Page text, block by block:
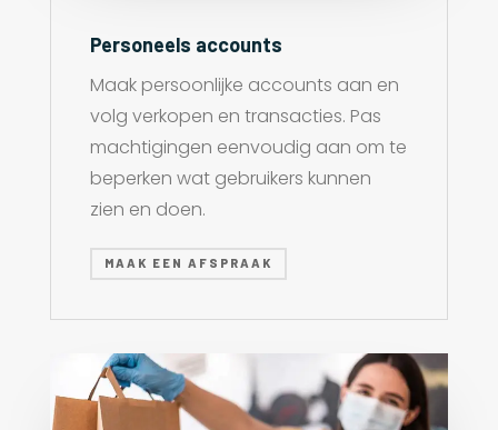
Personeels accounts
Maak persoonlijke accounts aan en
volg verkopen en transacties. Pas
machtigingen eenvoudig aan om te
beperken wat gebruikers kunnen
zien en doen.
MAAK EEN AFSPRAAK